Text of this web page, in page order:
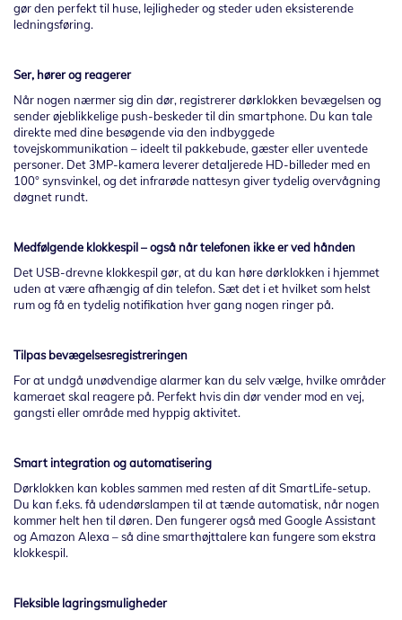
gør den perfekt til huse, lejligheder og steder uden eksisterende
ledningsføring.
Ser, hører og reagerer
Når nogen nærmer sig din dør, registrerer dørklokken bevægelsen og
sender øjeblikkelige push-beskeder til din smartphone. Du kan tale
direkte med dine besøgende via den indbyggede
tovejskommunikation – ideelt til pakkebude, gæster eller uventede
personer. Det 3MP-kamera leverer detaljerede HD-billeder med en
100° synsvinkel, og det infrarøde nattesyn giver tydelig overvågning
døgnet rundt.
Medfølgende klokkespil – også når telefonen ikke er ved hånden
Det USB-drevne klokkespil gør, at du kan høre dørklokken i hjemmet
uden at være afhængig af din telefon. Sæt det i et hvilket som helst
rum og få en tydelig notifikation hver gang nogen ringer på.
Tilpas bevægelsesregistreringen
For at undgå unødvendige alarmer kan du selv vælge, hvilke områder
kameraet skal reagere på. Perfekt hvis din dør vender mod en vej,
gangsti eller område med hyppig aktivitet.
Smart integration og automatisering
Dørklokken kan kobles sammen med resten af dit SmartLife-setup.
Du kan f.eks. få udendørslampen til at tænde automatisk, når nogen
kommer helt hen til døren. Den fungerer også med Google Assistant
og Amazon Alexa – så dine smarthøjttalere kan fungere som ekstra
klokkespil.
Fleksible lagringsmuligheder